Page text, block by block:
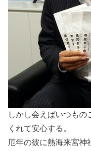
しかし会えばいつもの
くれて安心する。
厄年の彼に熱海来宮神